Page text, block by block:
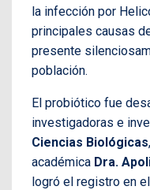
la infección por
principales causas
presente
población.
El probiótico fue
investigadoras e
Ciencias Biológicas
académica Dra.
logró el registro en